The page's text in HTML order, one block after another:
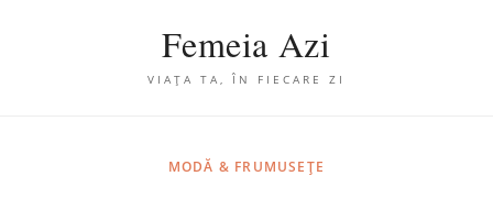
Femeia Azi
VIAȚA TA, ÎN FIECARE ZI
MODĂ & FRUMUSEȚE